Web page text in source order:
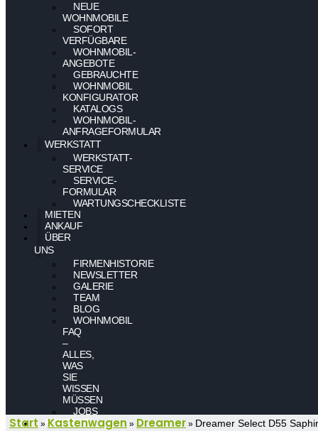
NEUE
WOHNMOBILE
SOFORT
VERFÜGBARE
WOHNMOBIL-
ANGEBOTE
GEBRAUCHTE
WOHNMOBIL
KONFIGURATOR
KATALOGS
WOHNMOBIL-
ANFRAGEFORMULAR
WERKSTATT
WERKSTATT-
SERVICE
SERVICE-
FORMULAR
WARTUNGSCHECKLISTE
MIETEN
ANKAUF
ÜBER
UNS
FIRMENHISTORIE
NEWSLETTER
GALERIE
TEAM
BLOG
WOHNMOBIL
FAQ
–
ALLES,
WAS
SIE
WISSEN
MÜSSEN
JOBS
KONTAKT
Start » Kastenwagen » Dreamer » Dreamer Select D55 Saphir